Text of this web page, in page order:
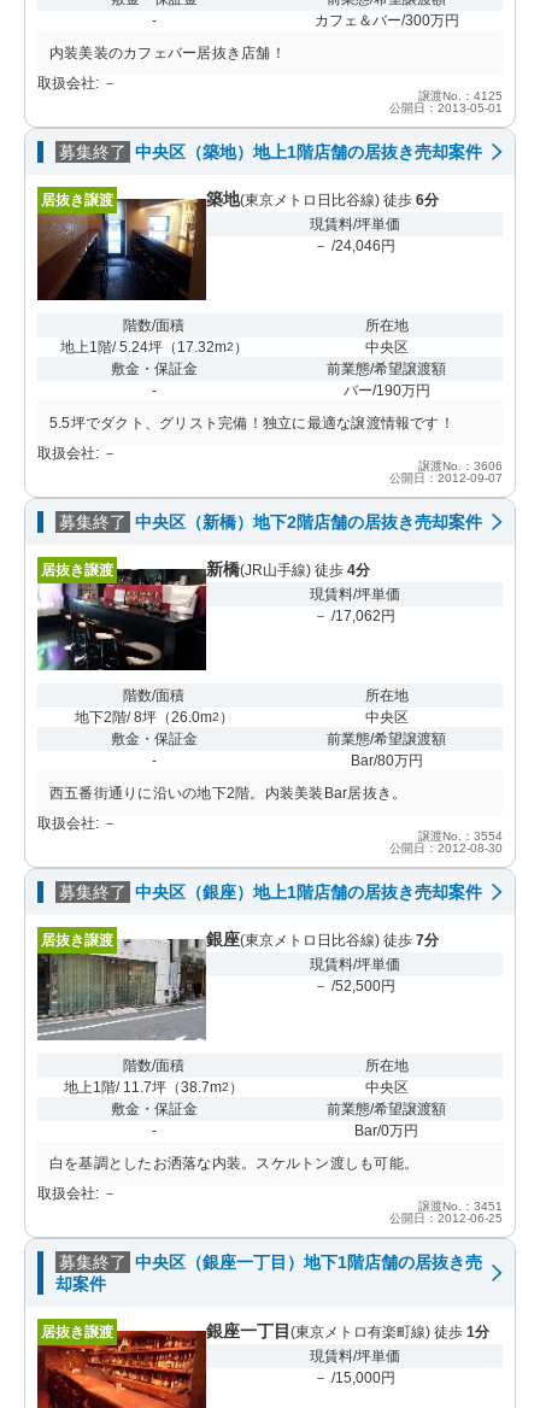
-
カフェ＆バー/300万円
内装美装のカフェバー居抜き店舗！
取扱会社: －
譲渡No.：4125
公開日：2013-05-01
募集終了 中央区（築地）地上1階店舗の居抜き売却案件
居抜き譲渡 築地(東京メトロ日比谷線) 徒歩 6分
現賃料/坪単価
－ /24,046円
階数/面積
地上1階/ 5.24坪（ 17.32m2 ）
所在地
中央区
敷金・保証金
-
前業態/希望譲渡額
バー/190万円
5.5坪でダクト、グリスト完備！独立に最適な譲渡情報です！
取扱会社: －
譲渡No.：3606
公開日：2012-09-07
募集終了 中央区（新橋）地下2階店舗の居抜き売却案件
居抜き譲渡 新橋(JR山手線) 徒歩 4分
現賃料/坪単価
－ /17,062円
階数/面積
地下2階/ 8坪（26.0m2 ）
所在地
中央区
敷金・保証金
-
前業態/希望譲渡額
Bar/80万円
西五番街通りに沿いの地下2階。内装美装Bar居抜き。
取扱会社: －
譲渡No.：3554
公開日：2012-08-30
募集終了 中央区（銀座）地上1階店舗の居抜き売却案件
居抜き譲渡 銀座(東京メトロ日比谷線) 徒歩 7分
現賃料/坪単価
－ /52,500円
階数/面積
地上1階/ 11.7坪 （38.7m2 ）
所在地
中央区
敷金・保証金
-
前業態/希望譲渡額
Bar/0万円
白を基調としたお洒落な内装。スケルトン渡しも可能。
取扱会社: －
譲渡No.：3451
公開日：2012-06-25
募集終了 中央区（銀座一丁目）地下1階店舗の居抜き売
却案件
居抜き譲渡 銀座一丁目 (東京メトロ有楽町線) 徒歩 1分
現賃料/坪単価
－ /15,000円